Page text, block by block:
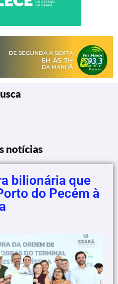
notícias
bilionária que
do Pecém à